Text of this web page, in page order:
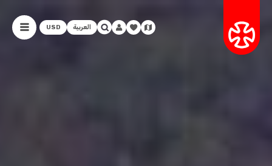
العربية USD